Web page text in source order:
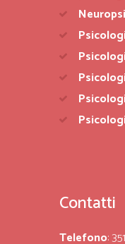
Contatti
Telefono: